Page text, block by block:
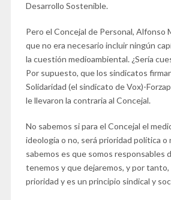
Desarrollo Sostenible.
Pero el Concejal de Personal, Alfonso
que no era necesario incluir ningún
la cuestión medioambiental. ¿Sería
Por supuesto, que los sindicatos
Solidaridad (el sindicato de Vox)-
le llevaron la contraria al Concejal.
No sabemos si para el Concejal el
ideología o no, será prioridad política o
sabemos es que somos responsables
tenemos y que dejaremos, y por tanto,
prioridad y es un principio sindical y